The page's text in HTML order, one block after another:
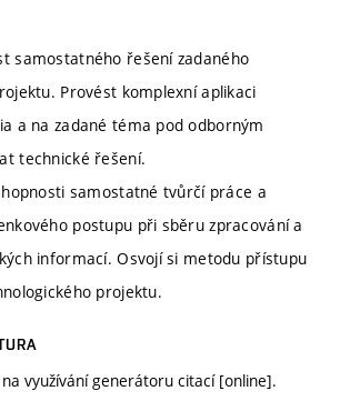
samostatného řešení zadaného
Provést komplexní aplikaci
a na zadané téma pod odborným
technické řešení.
samostatné tvůrčí práce a
postupu při sběru zpracování a
informací. Osvojí si metodu přístupu
projektu.
využívání generátoru citací [online].